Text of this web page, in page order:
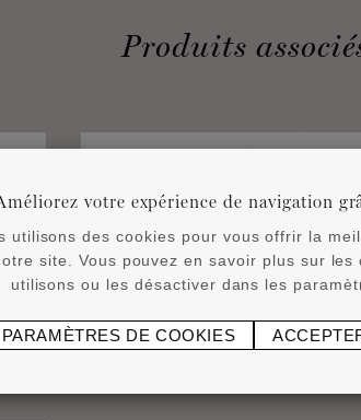
Produits
votre expérience de navigation
utilisons des cookies pour vous offrir la
site. Vous pouvez en savoir plus sur les
utilisons ou les désactiver dans les
PARAMÈTRES DE COOKIES